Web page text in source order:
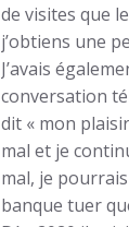
de visites que
j’obtiens une
J’avais
conversation
dit « mon
mal et je
mal, je
banque tuer